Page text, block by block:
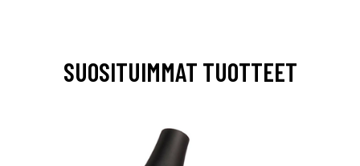
SUOSITUIMMAT TUOTTEET